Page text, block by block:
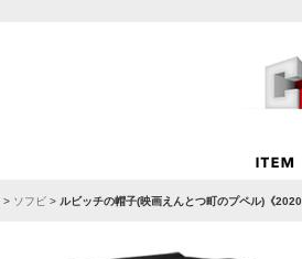
> ソフビ > ルビッチの帽子(映画えんとつ町のプペル)《